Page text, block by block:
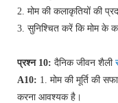
2. मोम की कलाकृतियों की
3. सुनिश्चित करें कि मोम के
प्रश्न 10: दैनिक जीवन शैली
A10: 1. मोम की मूर्ति की
करना आवश्यक है।